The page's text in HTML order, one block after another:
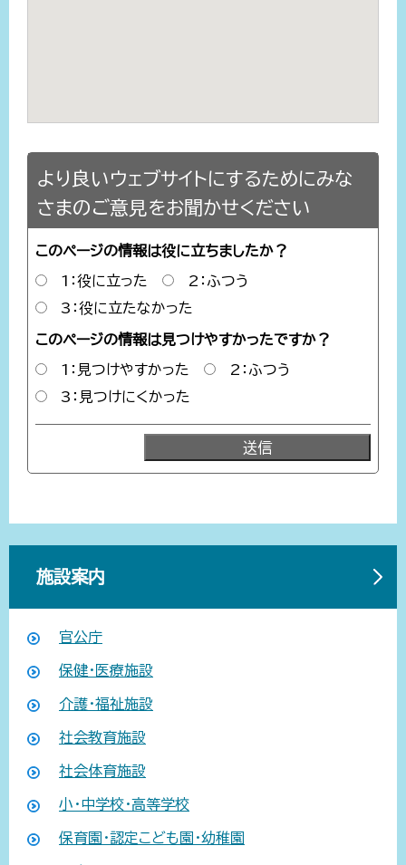
より良いウェブサイトにするためにみな
さまのご意見をお聞かせください
このページの情報は役に立ちましたか？
1：役に立った
2：ふつう
3：役に立たなかった
このページの情報は見つけやすかったですか？
1：見つけやすかった
2：ふつう
3：見つけにくかった
施設案内
官公庁
保健・医療施設
介護・福祉施設
社会教育施設
社会体育施設
小・中学校・高等学校
保育園・認定こども園・幼稚園